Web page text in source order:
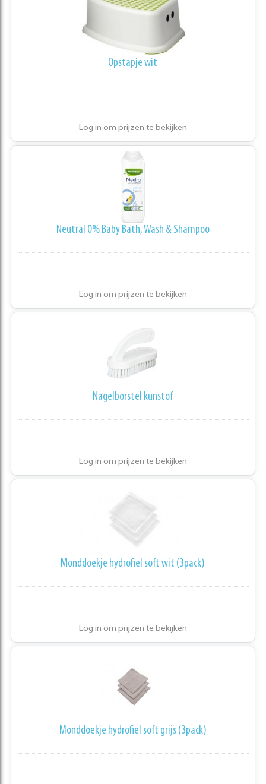
Opstapje wit
Log in om prijzen te bekijken
Neutral 0% Baby Bath, Wash & Shampoo
Log in om prijzen te bekijken
Nagelborstel kunstof
Log in om prijzen te bekijken
Monddoekje hydrofiel soft wit (3pack)
Log in om prijzen te bekijken
Monddoekje hydrofiel soft grijs (3pack)